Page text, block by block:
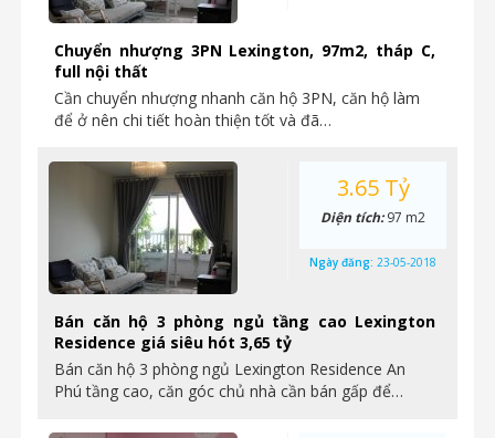
Chuyển nhượng 3PN Lexington, 97m2, tháp C,
full nội thất
Cần chuyển nhượng nhanh căn hộ 3PN, căn hộ làm
để ở nên chi tiết hoàn thiện tốt và đã…
Bán căn hộ 3 phòng ngủ tầng cao Lexington
Residence giá siêu hót 3,65 tỷ
Bán căn hộ 3 phòng ngủ Lexington Residence An
Phú tầng cao, căn góc chủ nhà cần bán gấp để…
3.65 Tỷ
Diện tích:97 m2
Ngày đăng: 23-05-2018